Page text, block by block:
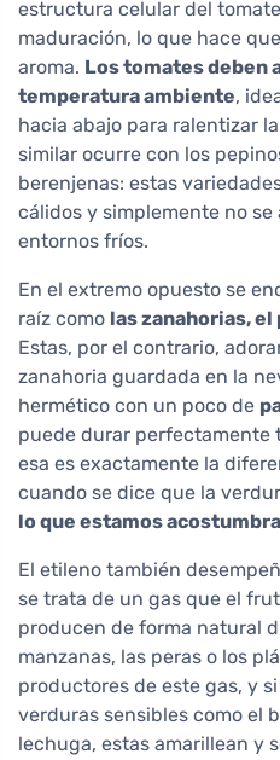
estructura celular del
maduración, lo que hace
aroma. Los tomates deben
temperatura ambiente,
hacia abajo para ralentizar
similar ocurre con los
berenjenas: estas
cálidos y simplemente no
entornos fríos.
En el extremo opuesto se
raíz como las zanahorias,
Estas, por el contrario,
zanahoria guardada en la
hermético con un poco de
puede durar perfectamente
esa es exactamente la
cuando se dice que la
lo que estamos
El etileno también
se trata de un gas que el
producen de forma natural
manzanas, las peras o los
productores de este gas, y
verduras sensibles como el
lechuga, estas amarillean y